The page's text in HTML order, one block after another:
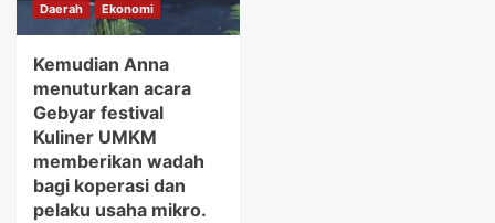
Daerah Ekonomi
Kemudian Anna
menuturkan acara
Gebyar festival
Kuliner UMKM
memberikan wadah
bagi koperasi dan
pelaku usaha mikro.